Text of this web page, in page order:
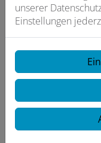
unserer
Einstellungen